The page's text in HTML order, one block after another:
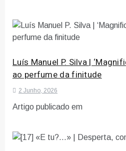
Luís Manuel P. Silva |
ao perfume da finitude
2 Junho, 2026
Artigo publicado em